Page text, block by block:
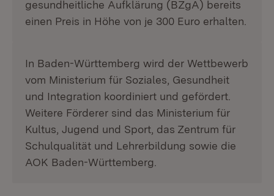
gesundheitliche Aufklärung (BZgA) bereits
einen Preis in Höhe von je 300 Euro erhalten.
In Baden-Württemberg wird der Wettbewerb
vom Ministerium für Soziales, Gesundheit
und Integration koordiniert und gefördert.
Weitere Förderer sind das Ministerium für
Kultus, Jugend und Sport, das Zentrum für
Schulqualität und Lehrerbildung sowie die
AOK Baden-Württemberg.